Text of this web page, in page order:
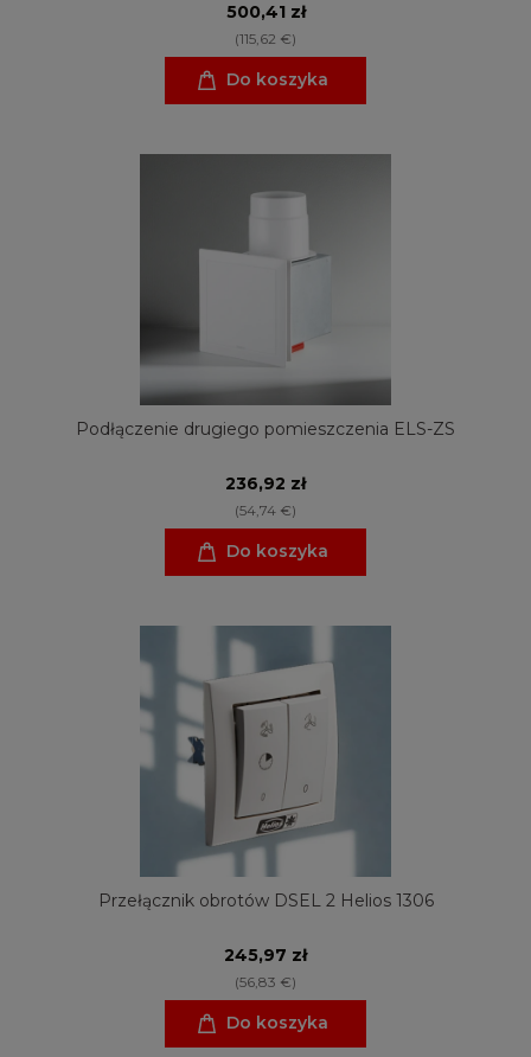
500,41 zł
(115,62 €)
Do koszyka
Podłączenie drugiego pomieszczenia ELS-ZS
236,92 zł
(54,74 €)
Do koszyka
Przełącznik obrotów DSEL 2 Helios 1306
245,97 zł
(56,83 €)
Do koszyka